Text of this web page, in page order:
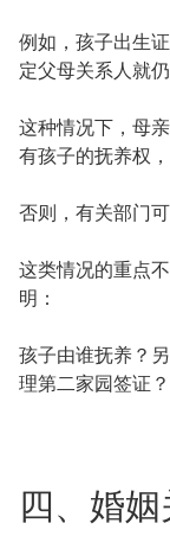
例如，孩子出生
定父母关系人就仍
这种情况下，母
有孩子的抚养权
否则，有关部门
这类情况的重点
明：
孩子由谁抚养？
理第二家园签证？
四、婚